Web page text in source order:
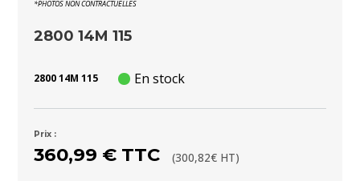
*PHOTOS NON CONTRACTUELLES
2800 14M 115
2800 14M 115 En stock
Prix :
360,99 € TTC (300,82€ HT)